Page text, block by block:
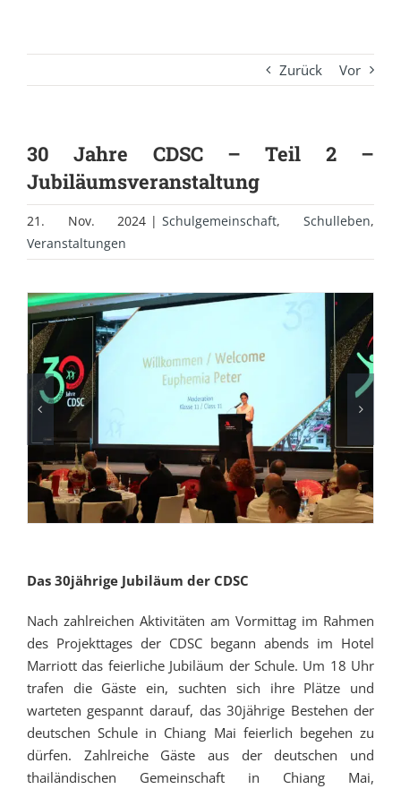
Zurück Vor
30 Jahre CDSC – Teil 2 –
Jubiläumsveranstaltung
21. Nov. 2024 | Schulgemeinschaft,Schulleben,
Veranstaltungen
Das 30jährige Jubiläum der CDSC
Nach zahlreichen Aktivitäten am Vormittag im Rahmen
des Projekttages der CDSC begann abends im Hotel
Marriott das feierliche Jubiläum der Schule. Um 18 Uhr
trafen die Gäste ein, suchten sich ihre Plätze und
warteten gespannt darauf, das 30jährige Bestehen der
deutschen Schule in Chiang Mai feierlich begehen zu
dürfen. Zahlreiche Gäste aus der deutschen und
thailändischen Gemeinschaft in Chiang Mai,